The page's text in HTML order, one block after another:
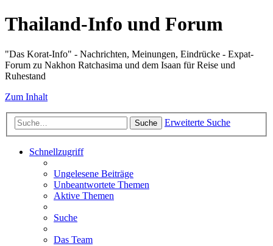
Thailand-Info und Forum
"Das Korat-Info" - Nachrichten, Meinungen, Eindrücke - Expat-
Forum zu Nakhon Ratchasima und dem Isaan für Reise und
Ruhestand
Zum Inhalt
Suche Erweiterte Suche
Schnellzugriff
Ungelesene Beiträge
Unbeantwortete Themen
Aktive Themen
Suche
Das Team